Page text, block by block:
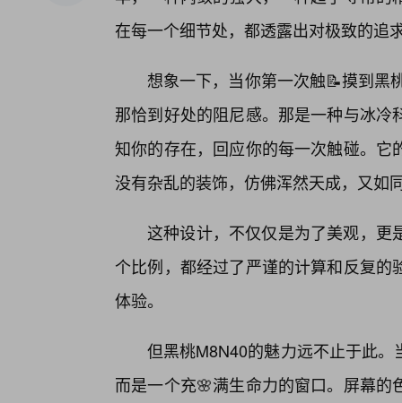
在每一个细节处，都透露出对极致的追
想象一下，当你第一次触📝摸到黑
那恰到好处的阻尼感。那是一种与冰
知你的存在，回应你的每一次触碰。
没有杂乱的装饰，仿佛浑然天成，又如
这种设计，不仅仅是为了美观，
个比例，都经过了严谨的计算和反复
体验。
但黑桃M8N40的魅力远不止于此
而是一个充🌸满生命力的窗口。屏幕